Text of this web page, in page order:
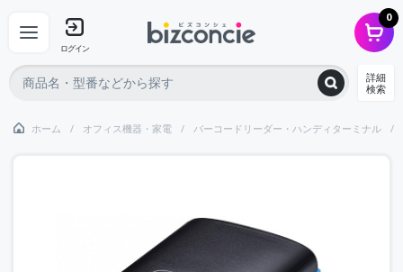
ログイン
0
詳細
検索
ホーム オフィス機器・家電 バーコードリーダー・ハンディターミナル